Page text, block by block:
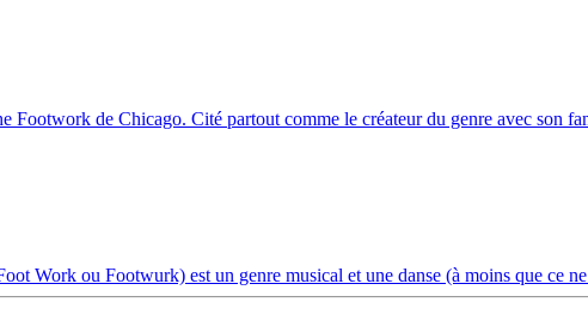
Footwork de Chicago. Cité partout comme le créateur du genre avec son
Work ou Footwurk) est un genre musical et une danse (à moins que ce ne